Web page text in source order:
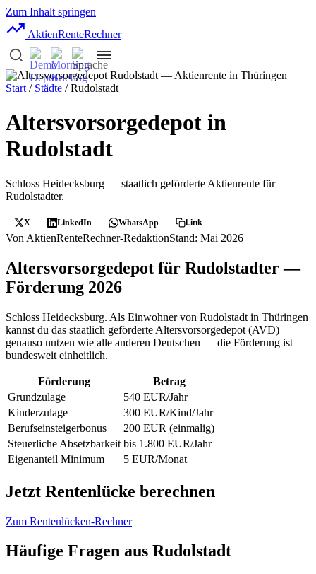
Zum Inhalt springen
AktienRenteRechner
Start / Städte / Rudolstadt
Altersvorsorgedepot in
Rudolstadt
Schloss Heidecksburg — staatlich geförderte Aktienrente für
Rudolstadter.
X LinkedIn WhatsApp Link
Von AktienRenteRechner-RedaktionStand: Mai 2026
Altersvorsorgedepot für Rudolstadter —
Förderung 2026
Schloss Heidecksburg. Als Einwohner von Rudolstadt in Thüringen
kannst du das staatlich geförderte Altersvorsorgedepot (AVD)
genauso nutzen wie alle anderen Deutschen — die Förderung ist
bundesweit einheitlich.
Förderung
Betrag
Grundzulage
540 EUR/Jahr
Kinderzulage
300 EUR/Kind/Jahr
Berufseinsteigerbonus
200 EUR (einmalig)
Steuerliche Absetzbarkeit bis 1.800 EUR/Jahr
Eigenanteil Minimum
5 EUR/Monat
Jetzt Rentenlücke berechnen
Zum Rentenlücken-Rechner
Häufige Fragen aus Rudolstadt